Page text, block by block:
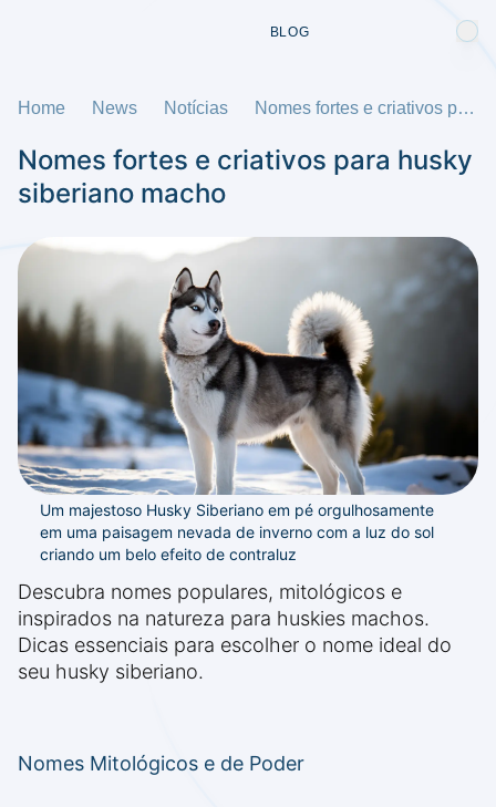
BLOG
Home News Notícias Nomes fortes e criativos para husky siberiano macho
Nomes fortes e criativos para husky
siberiano macho
Um majestoso Husky Siberiano em pé orgulhosamente
em uma paisagem nevada de inverno com a luz do sol
criando um belo efeito de contraluz
Descubra nomes populares, mitológicos e
inspirados na natureza para huskies machos.
Dicas essenciais para escolher o nome ideal do
seu husky siberiano.
Nomes Mitológicos e de Poder